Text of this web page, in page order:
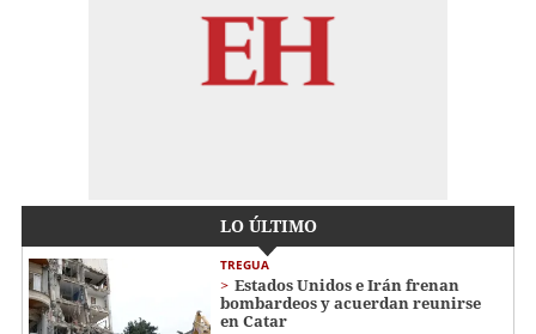
LO ÚLTIMO
TREGUA
Estados Unidos e Irán frenan
bombardeos y acuerdan reunirse
en Catar